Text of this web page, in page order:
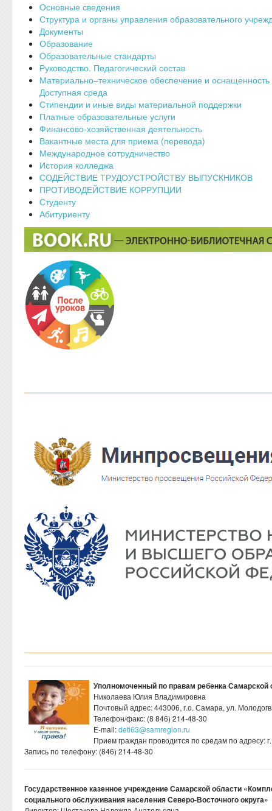
Основные сведения
Структура и органы управления образовательного
Документы
Образование
Образовательные стандарты
Руководство. Педагогический состав
Материально–техническое обеспечение и
Доступная среда
Стипендии и иные виды материальной поддержки
Платные образовательные услуги
Финансово-хозяйственная деятельность
Вакантные места для приема (перевода)
Международное сотрудничество
История колледжа
СОДЕЙСТВИЕ ТРУДОУСТРОЙСТВУ ВЫПУСКНИКОВ
ПРОТИВОДЕЙСТВИЕ КОРРУПЦИИ
Студенту
Абитуриенту
Уполномоченный по правам ребенка Самарской
Николаева Юлия Владимировна
Почтовый адрес: 443006, г.о. Самара, ул.
Телефон/факс: (8 846) 214-48-30
E-mail:deti63@samregion.ru
Прием граждан проводится по средам по адресу:
Запись по телефону: (846) 214-48-30
Государственное казенное учреждение Самарской области
социального обслуживания населения Северо-Восточного округа»